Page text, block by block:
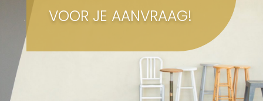
VOOR JE AANVRAAG!